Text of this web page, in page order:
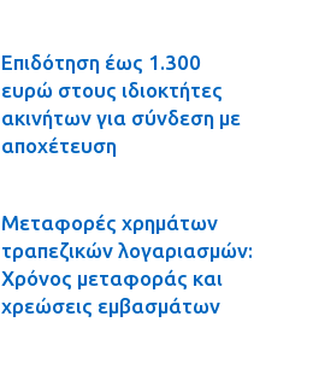
Επιδότηση έως 1.300
ευρώ στους ιδιοκτήτες
ακινήτων για σύνδεση με
αποχέτευση
Μεταφορές χρημάτων
τραπεζικών λογαριασμών:
Χρόνος μεταφοράς και
χρεώσεις εμβασμάτων